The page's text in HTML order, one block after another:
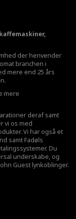
der henvender
branchen i
mere end 25 års
mere
deraf samt
vi os med
Vi har også et
samt Fadøls
Du
underskabe, og
Guest lynkoblinger.